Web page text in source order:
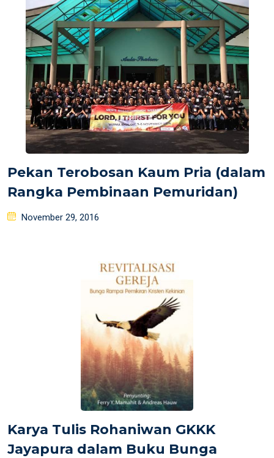
Pekan Terobosan Kaum Pria (dalam
Rangka Pembinaan Pemuridan)
Posted
November 29, 2016
Karya Tulis Rohaniwan GKKK
Jayapura dalam Buku Bunga